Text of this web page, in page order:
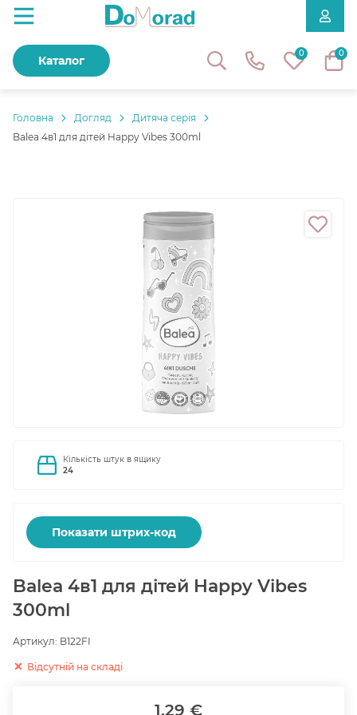
0 0
Каталог
Головнa Догляд
Дитяча серія
Balea 4в1 для дітей Happy Vibes 300ml
Кількість штук в ящику
24
Показати штрих-код
Balea 4в1 для дітей Happy Vibes
300ml
Артикул: B122FI
Відсутній на складі
1.29 €